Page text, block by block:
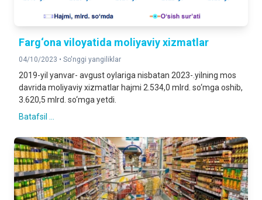
Farg‘ona viloyatida moliyaviy xizmatlar
04/10/2023 • So'nggi yangiliklar
2019-yil yanvar- avgust oylariga nisbatan 2023-.yilning mos
davrida moliyaviy xizmatlar hajmi 2.534,0 mlrd. so‘mga oshib,
3.620,5 mlrd. so‘mga yetdi.
Batafsil ...